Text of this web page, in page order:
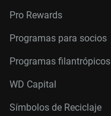
Pro Rewards
Programas para socios
Programas filantrópicos
WD Capital
Símbolos de Reciclaje